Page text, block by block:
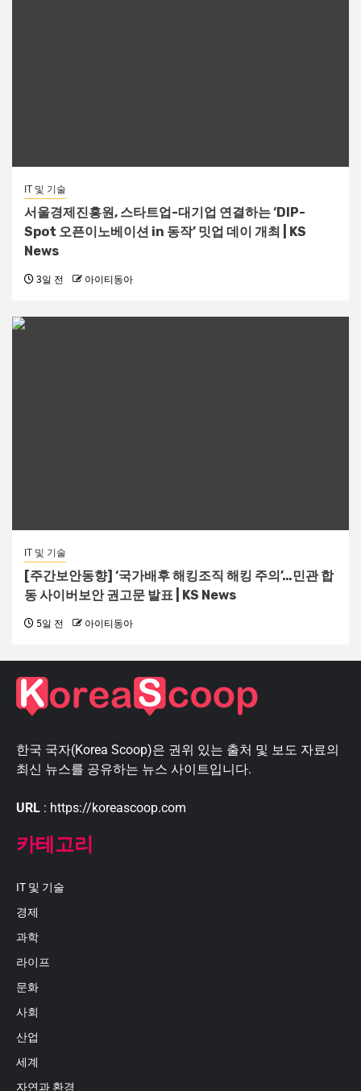
IT 및 기술
서울경제진흥원, 스타트업-대기업 연결하는 ‘DIP-
Spot 오픈이노베이션 in 동작’ 밋업 데이 개최 | KS
News
3일 전 아이티동아
IT 및 기술
[주간보안동향] ‘국가배후 해킹조직 해킹 주의’…민관 합
동 사이버보안 권고문 발표 | KS News
5일 전 아이티동아
한국 국자(Korea Scoop)은 권위 있는 출처 및 보도 자료의
최신 뉴스를 공유하는 뉴스 사이트입니다.
URL : https://koreascoop.com
카테고리
IT 및 기술
경제
과학
라이프
문화
사회
산업
세계
자연과 환경